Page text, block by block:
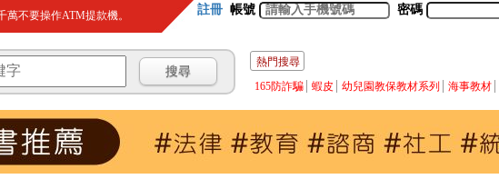
不要操作ATM提款機。 註冊 帳號 密碼
熱門搜尋
165防詐騙
蝦皮 幼兒園教保教材系列 海事教材